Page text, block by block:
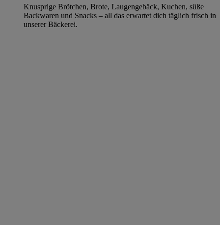
Knusprige Brötchen, Brote, Laugengebäck, Kuchen, süße
Backwaren und Snacks – all das erwartet dich täglich frisch in
unserer Bäckerei.